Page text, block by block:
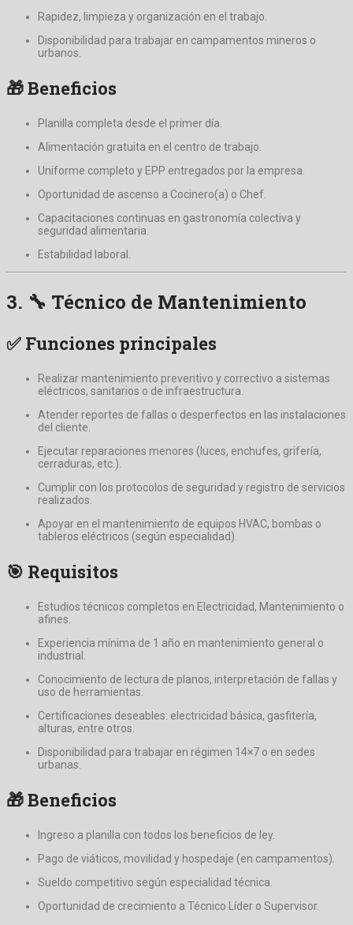
Rapidez, limpieza y organización en el trabajo.
Disponibilidad para trabajar en campamentos mineros o
urbanos.
🎁 Beneficios
Planilla completa desde el primer día.
Alimentación gratuita en el centro de trabajo.
Uniforme completo y EPP entregados por la empresa.
Oportunidad de ascenso a Cocinero(a) o Chef.
Capacitaciones continuas en gastronomía colectiva y
seguridad alimentaria.
Estabilidad laboral.
3. 🔧 Técnico de Mantenimiento
✅ Funciones principales
Realizar mantenimiento preventivo y correctivo a sistemas
eléctricos, sanitarios o de infraestructura.
Atender reportes de fallas o desperfectos en las instalaciones
del cliente.
Ejecutar reparaciones menores (luces, enchufes, grifería,
cerraduras, etc.).
Cumplir con los protocolos de seguridad y registro de servicios
realizados.
Apoyar en el mantenimiento de equipos HVAC, bombas o
tableros eléctricos (según especialidad).
🎯 Requisitos
Estudios técnicos completos en Electricidad, Mantenimiento o
afines.
Experiencia mínima de 1 año en mantenimiento general o
industrial.
Conocimiento de lectura de planos, interpretación de fallas y
uso de herramientas.
Certificaciones deseables: electricidad básica, gasfitería,
alturas, entre otros.
Disponibilidad para trabajar en régimen 14×7 o en sedes
urbanas.
🎁 Beneficios
Ingreso a planilla con todos los beneficios de ley.
Pago de viáticos, movilidad y hospedaje (en campamentos).
Sueldo competitivo según especialidad técnica.
Oportunidad de crecimiento a Técnico Líder o Supervisor.